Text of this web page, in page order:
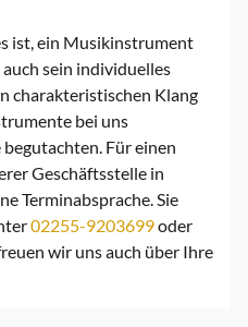
ist, ein Musikinstrument
sein individuelles
charakteristischen Klang
bei uns
Für einen
Geschäftsstelle in
Terminabsprache. Sie
02255-9203699oder
wir uns auch über Ihre